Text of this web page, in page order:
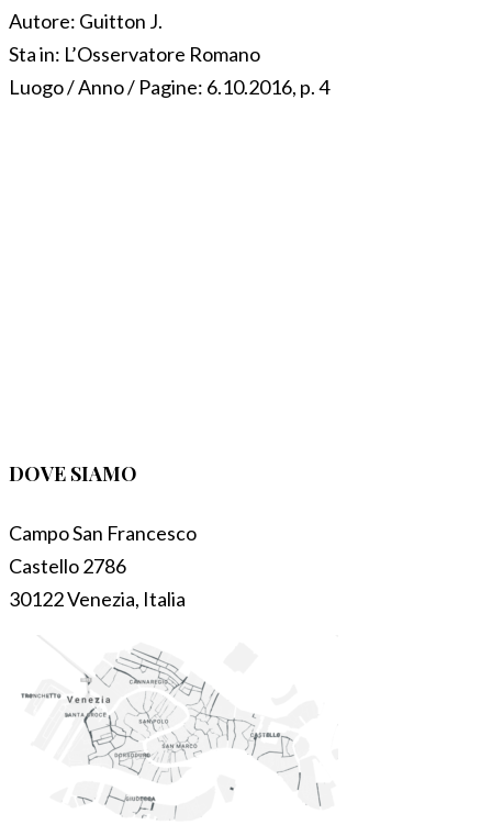
Autore: Guitton J.
Sta in: L’Osservatore Romano
Luogo / Anno / Pagine: 6.10.2016, p. 4
DOVE SIAMO
Campo San Francesco
Castello 2786
30122 Venezia, Italia